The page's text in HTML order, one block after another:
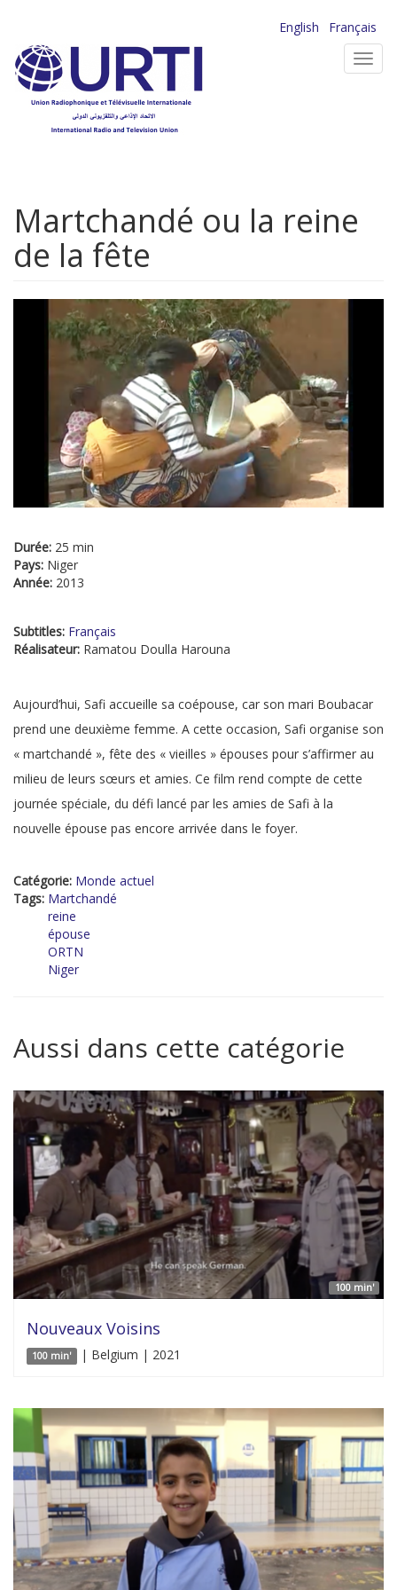
contenu
principal
English
Français
Martchandé ou la reine
de la fête
Durée: 25 min
Pays: Niger
Année: 2013
Subtitles: Français
Réalisateur: Ramatou Doulla Harouna
Aujourd’hui, Safi accueille sa coépouse, car son mari Boubacar
prend une deuxième femme. A cette occasion, Safi organise son
« martchandé », fête des « vieilles » épouses pour s’affirmer au
milieu de leurs sœurs et amies. Ce film rend compte de cette
journée spéciale, du défi lancé par les amies de Safi à la
nouvelle épouse pas encore arrivée dans le foyer.
Catégorie: Monde actuel
Tags: Martchandé
reine
épouse
ORTN
Niger
Aussi dans cette catégorie
100 min'
Nouveaux Voisins
100 min' | Belgium | 2021